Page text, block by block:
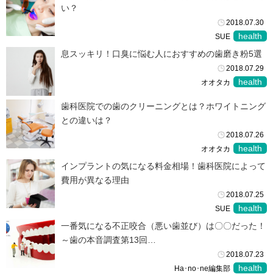
い？
2018.07.30
SUE
health
息スッキリ！口臭に悩む人におすすめの歯磨き粉5選
2018.07.29
オオタカ
health
歯科医院での歯のクリーニングとは？ホワイトニング
との違いは？
2018.07.26
オオタカ
health
インプラントの気になる料金相場！歯科医院によって
費用が異なる理由
2018.07.25
SUE
health
一番気になる不正咬合（悪い歯並び）は〇〇だった！
～歯の本音調査第13回…
2018.07.23
Ha･no･ne編集部
health